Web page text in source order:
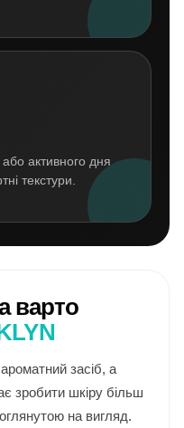
або активного дня
текстури.
варто
засіб, а
зробити шкіру більш
на вигляд.